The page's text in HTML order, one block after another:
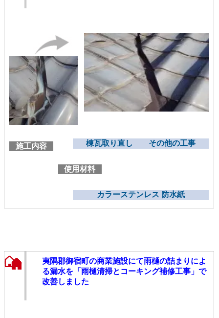
施工内容 棟瓦取り直し その他の工事
使用材料
カラーステンレス 防水紙
夷隅郡御宿町の商業施設にて雨樋の詰まりによ
る漏水を「雨樋清掃とコーキング補修工事」で
改善しました